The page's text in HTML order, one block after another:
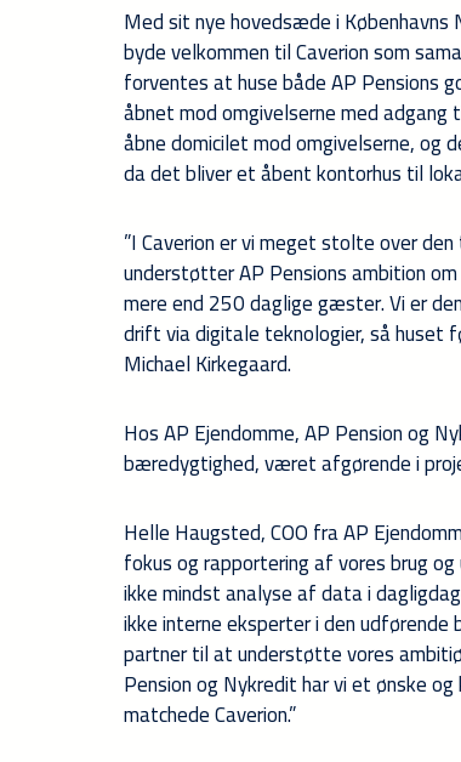
Med sit nye hovedsæde i
byde velkommen til Caverion som
forventes at huse både AP Pensions
åbnet mod omgivelserne med
åbne domicilet mod omgivelserne,
da det bliver et åbent kontorhus til
”I Caverion er vi meget stolte over
understøtter AP Pensions ambition
mere end 250 daglige gæster. Vi er
drift via digitale teknologier, så huset
Michael Kirkegaard.
Hos AP Ejendomme, AP Pension og
bæredygtighed, været afgørende i
Helle Haugsted, COO fra AP
fokus og rapportering af vores brug
ikke mindst analyse af data i
ikke interne eksperter i den
partner til at understøtte vores
Pension og Nykredit har vi et ønske
matchede Caverion.”